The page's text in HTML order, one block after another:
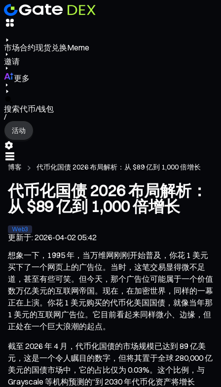
市场合约现货兑换Meme
邀请
更多
搜索代币/钱包
/
活动
博客 代币化国债 2026 布局解析：从 $89 亿到 1,000 倍增长
代币化国债 2026 布局解析：
从 $89 亿到 1,000 倍增长
Web3
更新于:2026-04-02 05:42
想象一下，1995 年，当万维网刚刚开始普及，你花 1 美元
买下了一个网页上的广告位。当时，这笔交易显得微不足
道，甚至有些可笑。但今天，那个广告位可能属于一个价值
数万亿美元的互联网帝国。现在，在加密世界，同样的一幕
正在上演。你花 1 美元购买的代币化美国国债，就像当年那
1 美元的互联网广告位。它目前看起来同样微小、边缘，但
正处在一个巨大浪潮的起点。
截至 2026 年 4 月，代币化国债的市场规模已达到 89 亿美
元，这是一个令人瞩目的数字，但将其置于全球 280,000 亿
美元的国债市场中，它的占比仅为 0.03%。这个比例，与
Grayscale 等机构预测的“到 2030 年代币化资产将增长